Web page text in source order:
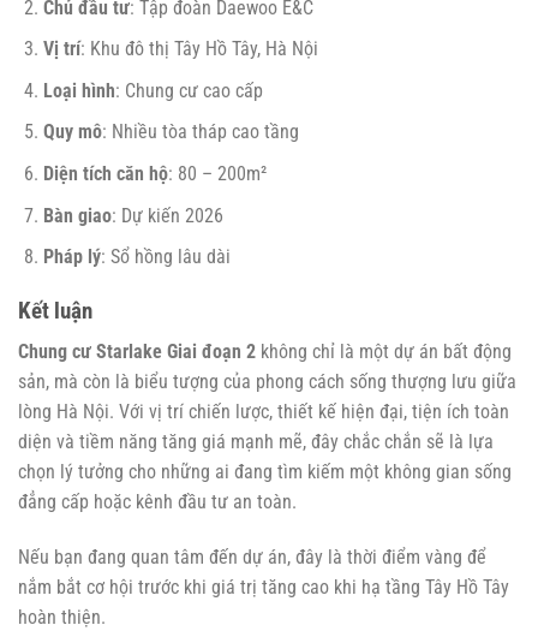
Chủ đầu tư: Tập đoàn Daewoo E&C
Vị trí: Khu đô thị Tây Hồ Tây, Hà Nội
Loại hình: Chung cư cao cấp
Quy mô: Nhiều tòa tháp cao tầng
Diện tích căn hộ: 80 – 200m²
Bàn giao: Dự kiến 2026
Pháp lý: Sổ hồng lâu dài
Kết luận
Chung cư Starlake Giai đoạn 2 không chỉ là một dự án bất động
sản, mà còn là biểu tượng của phong cách sống thượng lưu giữa
lòng Hà Nội. Với vị trí chiến lược, thiết kế hiện đại, tiện ích toàn
diện và tiềm năng tăng giá mạnh mẽ, đây chắc chắn sẽ là lựa
chọn lý tưởng cho những ai đang tìm kiếm một không gian sống
đẳng cấp hoặc kênh đầu tư an toàn.
Nếu bạn đang quan tâm đến dự án, đây là thời điểm vàng để
nắm bắt cơ hội trước khi giá trị tăng cao khi hạ tầng Tây Hồ Tây
hoàn thiện.